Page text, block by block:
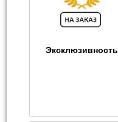
Эксклюзивность